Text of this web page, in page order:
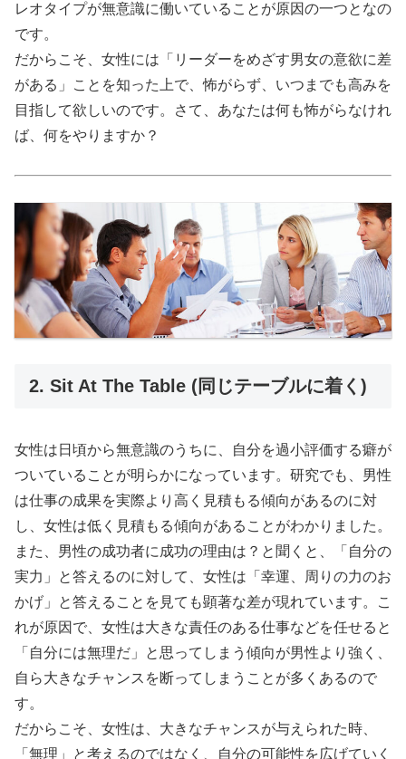
レオタイプが無意識に働いていることが原因の一つとなの
です。
だからこそ、女性には「リーダーをめざす男女の意欲に差
がある」ことを知った上で、怖がらず、いつまでも高みを
目指して欲しいのです。さて、あなたは何も怖がらなけれ
ば、何をやりますか？
2. Sit At The Table (同じテーブルに着く)
女性は日頃から無意識のうちに、自分を過小評価する癖が
ついていることが明らかになっています。研究でも、男性
は仕事の成果を実際より高く見積もる傾向があるのに対
し、女性は低く見積もる傾向があることがわかりました。
また、男性の成功者に成功の理由は？と聞くと、「自分の
実力」と答えるのに対して、女性は「幸運、周りの力のお
かげ」と答えることを見ても顕著な差が現れています。こ
れが原因で、女性は大きな責任のある仕事などを任せると
「自分には無理だ」と思ってしまう傾向が男性より強く、
自ら大きなチャンスを断ってしまうことが多くあるので
す。
だからこそ、女性は、大きなチャンスが与えられた時、
「無理」と考えるのではなく、自分の可能性を広げていく